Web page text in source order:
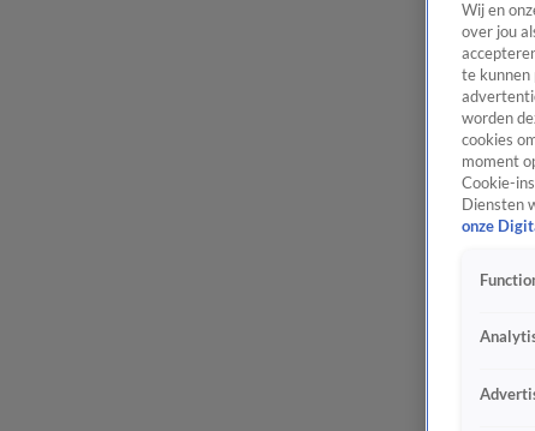
Wij en
over jou
te kunnen
worden
cookies
moment
Cookie-
Diensten
onze